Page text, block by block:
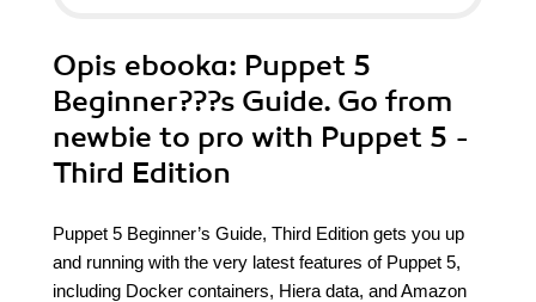
Opis ebooka: Puppet 5
Beginner???s Guide. Go from
newbie to pro with Puppet 5 -
Third Edition
Puppet 5 Beginner’s Guide, Third Edition gets you up
and running with the very latest features of Puppet 5,
including Docker containers, Hiera data, and Amazon